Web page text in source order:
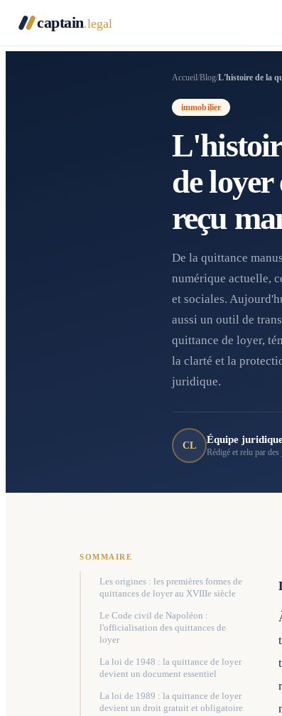
captain.legal
Accueil/Blog/L'histoire de la
immobilier
de
reçu
De la quittance
numérique actuelle,
et sociales.
aussi un outil de
quittance de loyer,
la clarté et la
juridique.
CL
Équipe
Rédigé et relu par des
SOMMAIRE
Les origines : les premières formes de
quittances de loyer au XVIIIe siècle
Le Code civil de Napoléon :
l'officialisation des quittances de
loyer
La loi de 1948 : la quittance de loyer
devient un document essentiel
La loi de 1989 : la quittance de loyer
devient un droit gratuit et obligatoire